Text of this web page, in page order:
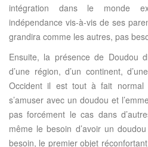
intégration dans le monde
indépendance vis-à-vis de ses
grandira comme les autres, pas
Ensuite, la présence de Doudou
d’une région, d’un continent,
Occident il est tout à fait
s’amuser avec un doudou et
pas forcément le cas dans
même le besoin d’avoir un
besoin, le premier objet